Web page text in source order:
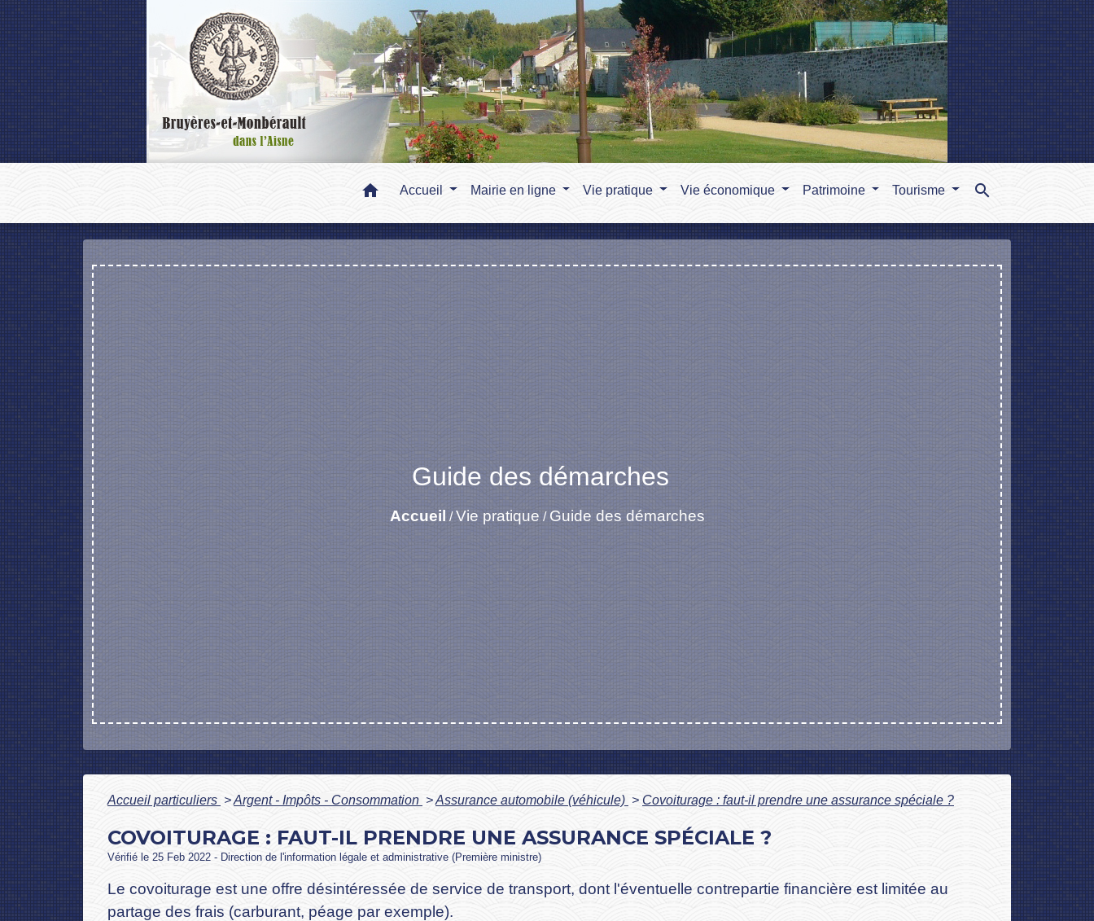
home Accueil Mairie en ligne Vie pratique Vie économique Patrimoine Tourisme search
Guide des démarches
Accueil /Vie pratique / Guide des démarches
Accueil particuliers >Argent - Impôts - Consommation >Assurance automobile (véhicule) > Covoiturage : faut-il prendre une assurance spéciale ?
COVOITURAGE : FAUT-IL PRENDRE UNE ASSURANCE SPÉCIALE ?
Vérifié le 25 Feb 2022 - Direction de l'information légale et administrative (Première ministre)
Le covoiturage est une offre désintéressée de service de transport, dont l'éventuelle contrepartie financière est limitée au
partage des frais (carburant, péage par exemple).